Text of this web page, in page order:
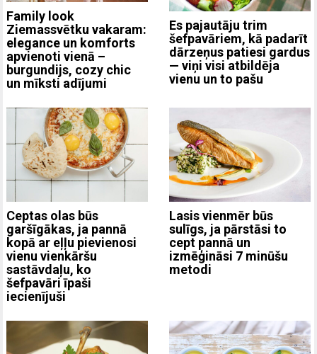
Family look
Ziemassvētku vakaram:
elegance un komforts
apvienoti vienā –
burgundijs, cozy chic
un mīksti adījumi
Es pajautāju trim
šefpavāriem, kā padarīt
dārzeņus patiesi gardus
— viņi visi atbildēja
vienu un to pašu
Ceptas olas būs
garšīgākas, ja pannā
kopā ar eļļu pievienosi
vienu vienkāršu
sastāvdaļu, ko
šefpavāri īpaši
iecienījuši
Lasis vienmēr būs
sulīgs, ja pārstāsi to
cept pannā un
izmēģināsi 7 minūšu
metodi